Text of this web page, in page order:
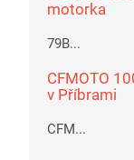
motorka
79B...
CFMOTO
v Příbrami
CFM...